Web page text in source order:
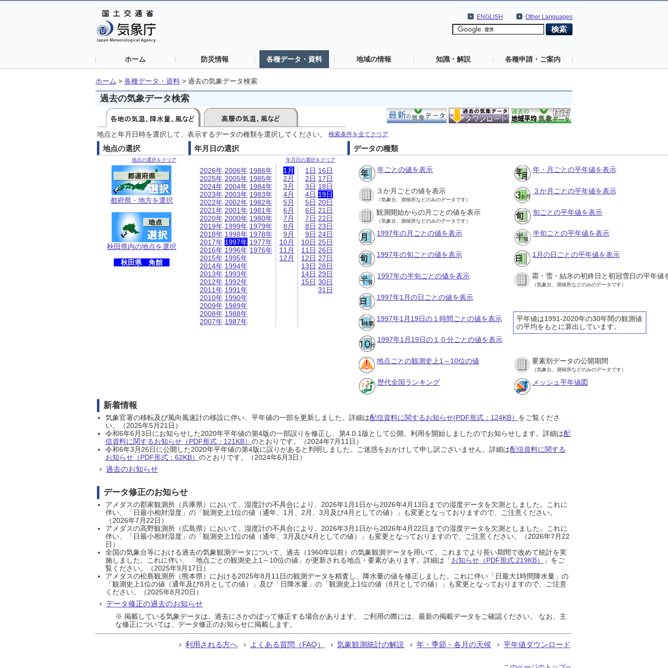
Other Languages
ENGLISH
ホーム 防災情報 各種データ・資料 地域の情報 知識・解説 各種申請・ご案内
ホーム > 各種データ・資料 > 過去の気象データ検索
過去の気象データ検索
地点と年月日時を選択して、表示するデータの種類を選択してください。 検索条件を全てクリア
地点の選択
地点の選択をクリア
都府県・地方を選択
秋田県内の地点を選択
秋田県 角館
年月日の選択
年月日の選択をクリア
2026年
2025年
2024年
2023年
2022年
2021年
2020年
2019年
2018年
2017年
2016年
2015年
2014年
2013年
2012年
2011年
2010年
2009年
2008年
2007年
2006年
2005年
2004年
2003年
2002年
2001年
2000年
1999年
1998年
1997年
1996年
1995年
1994年
1993年
1992年
1991年
1990年
1989年
1988年
1987年
1986年
1985年
1984年
1983年
1982年
1981年
1980年
1979年
1978年
1977年
1976年
1月
2月
3月
4月
5月
6月
7月
8月
9月
10月
11月
12月
1日
2日
3日
4日
5日
6日
7日
8日
9日
10日
11日
12日
13日
14日
15日
16日
17日
18日
19日
20日
21日
22日
23日
24日
25日
26日
27日
28日
29日
30日
31日
データの種類
年ごとの値を表示 年・月ごとの平年値を表示
３か月ごとの値を表示
（気象台、測候所などのみのデータです）
３か月ごとの平年値を表示
観測開始からの月ごとの値を表示
（気象台、測候所などのみのデータです）
旬ごとの平年値を表示
1997年の月ごとの値を表示 半旬ごとの平年値を表示
1997年の旬ごとの値を表示 1月の日ごとの平年値を表示
1997年の半旬ごとの値を表示 霜・雪・結氷の初終日と初冠雪日の平年値
（気象台、測候所などのみのデータです）
1997年1月の日ごとの値を表示
平年値は1991-2020年の30年間の観測値
の平均をもとに算出しています。
1997年1月19日の１時間ごとの値を表示
1997年1月19日の１０分ごとの値を表示
地点ごとの観測史上1～10位の値 要素別データの公開期間
（気象台、測候所などのみのデータです）
歴代全国ランキング メッシュ平年値図
新着情報
気象官署の移転及び風向風速計の移設に伴い、平年値の一部を更新しました。詳細は配信資料に関するお知らせ(PDF形式：124KB） をご覧くださ
い。（2025年5月21日）
令和6年6月3日にお知らせした2020年平年値の第4版の一部誤りを修正し、第4.0.1版として公開、利用を開始しましたのでお知らせします。詳細は配
信資料に関するお知らせ（PDF形式：121KB） のとおりです。（2024年7月11日）
令和6年3月26日に公開した2020年平年値の第4版に誤りがあると判明しました。ご迷惑をおかけして申し訳ございません。詳細は配信資料に関する
お知らせ（PDF形式：62KB） のとおりです。（2024年6月3日）
過去のお知らせ
データ修正のお知らせ
アメダスの郡家観測所（兵庫県）において、湿度計の不具合により、2026年1月1日から2026年4月13日までの湿度データを欠測としました。これに
伴い、「日最小相対湿度」の「観測史上1位の値（通年、1月、2月、3月及び4月としての値）」も変更となっておりますので、ご注意ください。
（2026年7月22日）
アメダスの高野観測所（広島県）において、湿度計の不具合により、2026年3月1日から2026年4月22日までの湿度データを欠測としました。これに
伴い、「日最小相対湿度」の「観測史上1位の値（通年、3月及び4月としての値）」も変更となっておりますので、ご注意ください。（2026年7月22
日）
全国の気象台等における過去の気象観測データについて、過去（1960年以前）の気象観測データを用いて、これまでより長い期間で改めて統計を実
施しました。これに伴い、「地点ごとの観測史上1～10位の値」が更新される地点・要素があります。詳細は「お知らせ（PDF形式:219KB）
」をご
覧ください。（2025年9月17日）
アメダスの松島観測所（熊本県）における2025年8月11日の観測データを精査し、降水量の値を修正しました。これに伴い「日最大1時間降水量」の
「観測史上1位の値（通年及び8月としての値）」及び「日降水量」の「観測史上1位の値（8月としての値）」も変更となっておりますので、ご注意
ください。（2025年8月20日）
データ修正の過去のお知らせ
※ 掲載している気象データは、過去にさかのぼって修正する場合があります。 ご利用の際には、最新の掲載データをご確認ください。 なお、主
な修正については、データ修正のお知らせに掲載します。
利用される方へ よくある質問（FAQ） 気象観測統計の解説 年・季節・各月の天候 平年値ダウンロード